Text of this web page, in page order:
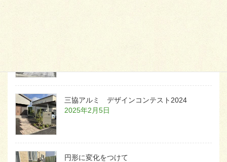
三協アルミ デザインコンテスト2024
2025年2月5日
円形に変化をつけて